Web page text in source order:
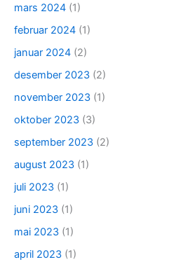
mars 2024 (1)
februar 2024 (1)
januar 2024 (2)
desember 2023 (2)
november 2023 (1)
oktober 2023 (3)
september 2023 (2)
august 2023 (1)
juli 2023 (1)
juni 2023 (1)
mai 2023 (1)
april 2023 (1)